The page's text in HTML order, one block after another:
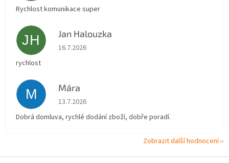
Rychlost komunikace super
JH Jan Halouzka
Hodnocení obchodu je 5 z 5 hvězdiček.
16.7.2026
rychlost
M Mára
Hodnocení obchodu je 5 z 5 hvězdiček.
13.7.2026
Dobrá domluva, rychlé dodání zboží, dobře poradí.
Zobrazit další hodnocení